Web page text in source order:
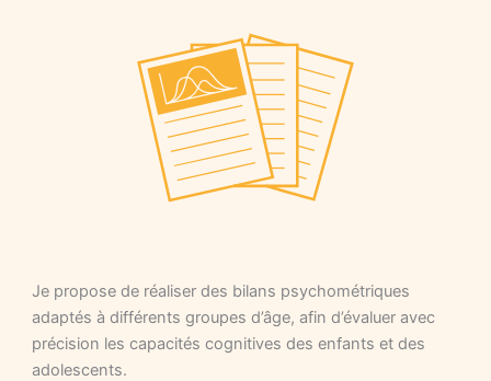
Je propose de réaliser des bilans psychométriques
adaptés à différents groupes d’âge, afin d’évaluer avec
précision les capacités cognitives des enfants et des
adolescents.